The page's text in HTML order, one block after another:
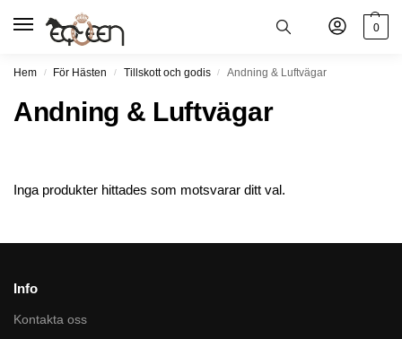
0
Hem / För Hästen / Tillskott och godis / Andning & Luftvägar
Andning & Luftvägar
Inga produkter hittades som motsvarar ditt val.
Info
Kontakta oss